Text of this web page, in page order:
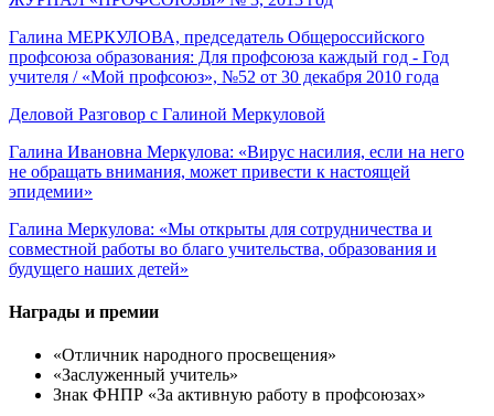
Галина МЕРКУЛОВА, председатель Общероссийского
профсоюза образования: Для профсоюза каждый год - Год
учителя / «Мой профсоюз», №52 от 30 декабря 2010 года
Деловой Разговор с Галиной Меркуловой
Галина Ивановна Меркулова: «Вирус насилия, если на него
не обращать внимания, может привести к настоящей
эпидемии»
Галина Меркулова: «Мы открыты для сотрудничества и
совместной работы во благо учительства, образования и
будущего наших детей»
Награды и премии
«Отличник народного просвещения»
«Заслуженный учитель»
Знак ФНПР «За активную работу в профсоюзах»